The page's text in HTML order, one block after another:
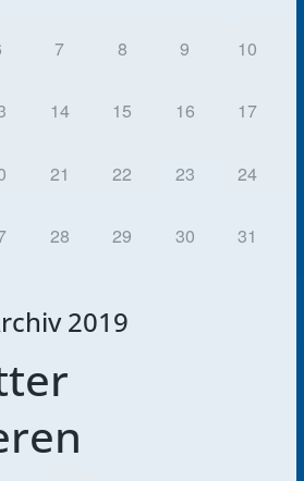
2019
7 8 9 10
14 15 16 17
21 22 23 24
28 29 30 31